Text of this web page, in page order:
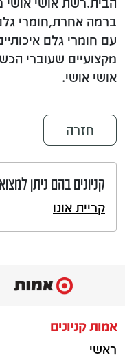
ברמה אחרת,חומרי
עם חומרי גלם
מקצועיים שעוברי
אושי אושי.
חזרה
קניונים בהם ניתן
קריית אונו
אמות קניונים
ראשי